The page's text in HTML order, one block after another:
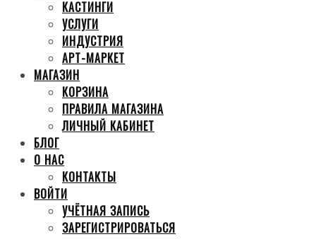
КАСТИНГИ
УСЛУГИ
ИНДУСТРИЯ
АРТ-МАРКЕТ
МАГАЗИН
КОРЗИНА
ПРАВИЛА МАГАЗИНА
ЛИЧНЫЙ КАБИНЕТ
БЛОГ
О НАС
КОНТАКТЫ
ВОЙТИ
УЧЁТНАЯ ЗАПИСЬ
ЗАРЕГИСТРИРОВАТЬСЯ